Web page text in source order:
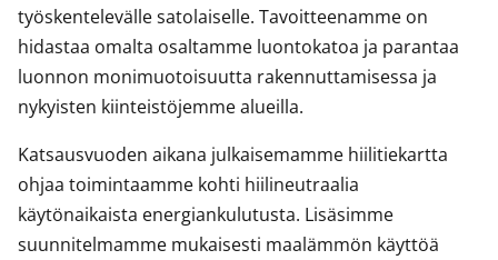
työskentelevälle satolaiselle. Tavoitteenamme on
hidastaa omalta osaltamme luontokatoa ja parantaa
luonnon monimuotoisuutta rakennuttamisessa ja
nykyisten kiinteistöjemme alueilla.
Katsausvuoden aikana julkaisemamme hiilitiekartta
ohjaa toimintaamme kohti hiilineutraalia
käytönaikaista energiankulutusta. Lisäsimme
suunnitelmamme mukaisesti maalämmön käyttöä